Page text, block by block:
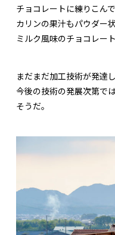
チョコレートに練りこん
カリンの果汁もパウダー
ミルク風味のチョコレー
まだまだ加工技術が発達
今後の技術の発展次第で
そうだ。